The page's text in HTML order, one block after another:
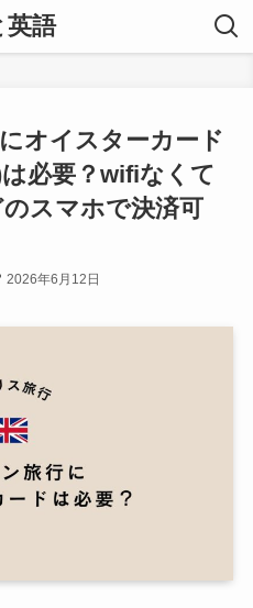
英語
オイスターカード
必要？wifiなくて
スマホで決済可
2026年6月12日